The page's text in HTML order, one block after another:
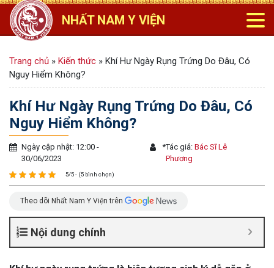
NHẤT NAM Y VIỆN
Trang chủ » Kiến thức » Khí Hư Ngày Rụng Trứng Do Đâu, Có
Nguy Hiểm Không?
Khí Hư Ngày Rụng Trứng Do Đâu, Có
Nguy Hiểm Không?
Ngày cập nhật: 12:00 -
30/06/2023
*Tác giả:Bác Sĩ Lê
Phương
5/5 - (5 bình chọn)
Theo dõi Nhất Nam Y Viện trên
Nội dung chính